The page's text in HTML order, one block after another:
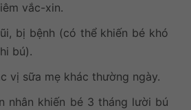
vắc-xin.
bị bệnh (có thể khiến bé khó
bú).
vị sữa mẹ khác thường ngày.
nhân khiến bé 3 tháng lười bú